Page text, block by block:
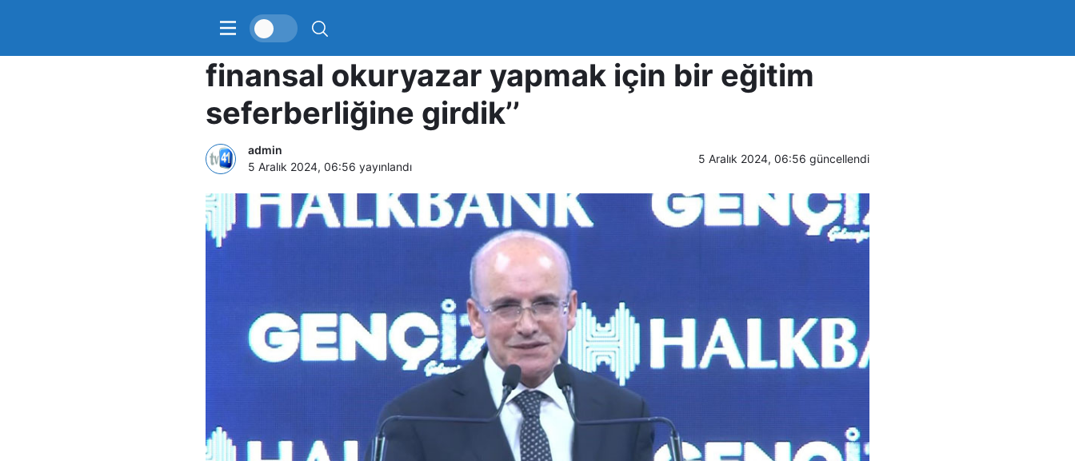
Bakan Şimşek: ‘‘SPK ile vatandaşlarımızı
finansal okuryazar yapmak için bir eğitim
seferberliğine girdik’’
admin
5 Aralık 2024, 06:56 yayınlandı
5 Aralık 2024, 06:56 güncellendi